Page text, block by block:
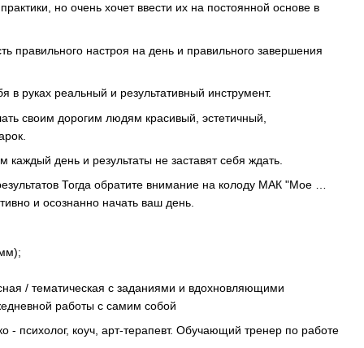
но очень хочет ввести их на постоянной основе в
правильного настроя на день и правильного завершения
в руках реальный и результативный инструмент.
своим дорогим людям красивый, эстетичный,
день и результаты не заставят себя ждать.
Тогда обратите внимание на колоду МАК "Мое …
и осознанно начать ваш день.
/ тематическая с заданиями и вдохновляющими
работы с самим собой
- психолог, коуч, арт-терапевт. Обучающий тренер по работе